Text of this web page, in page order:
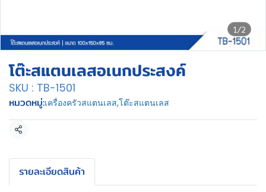
1/2
โต๊ะสแตนเลสอเนกประสงค์
SKU : TB-1501
หมวดหมู่:เครื่องครัวสแตนเลส,โต๊ะสแตนเลส
แชร์
รายละเอียดสินค้า